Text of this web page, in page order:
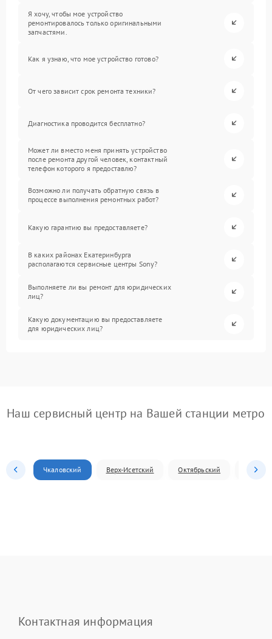
Я хочу, чтобы мое устройство
ремонтировалось только оригинальными
запчастями.
Как я узнаю, что мое устройство готово?
От чего зависит срок ремонта техники?
Диагностика проводится бесплатно?
Может ли вместо меня принять устройство
после ремонта другой человек, контактный
телефон которого я предоставлю?
Возможно ли получать обратную связь в
процессе выполнения ремонтных работ?
Какую гарантию вы предоставляете?
В каких районах Екатеринбурга
располагаются сервисные центры Sony?
Выполняете ли вы ремонт для юридических
лиц?
Какую документацию вы предоставляете
для юридических лиц?
Наш сервисный центр на Вашей станции метро
Чкаловский Верх-Исетский Октябрьский
Контактная информация